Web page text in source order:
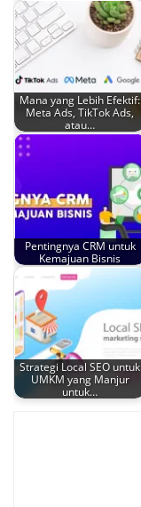
Mana yang Lebih Efektif:
Meta Ads, TikTok Ads,
atau…
Pentingnya CRM untuk
Kemajuan Bisnis
Strategi Local SEO untuk
UMKM yang Manjur
untuk…